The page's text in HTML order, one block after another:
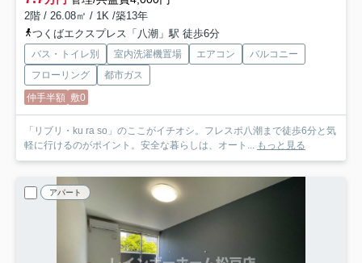
2階 / 26.08㎡ / 1K /築13年
つくばエクスプレス「八潮」駅 徒歩6分
バス・トイレ別 室内洗濯機置場 エアコン
バルコニー
フローリング
都市ガス
仲手半額 敷0
「リブリ・ku ra so」のここがイチオシ。フレスポ八潮まで徒歩6分と気
軽に行けるのがポイント。安全な暮らしは、オート... もっと見る
アパート